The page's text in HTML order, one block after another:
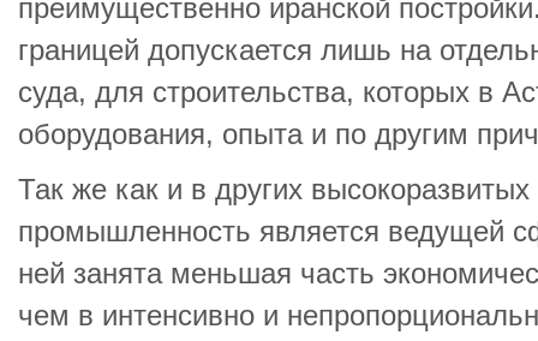
преимущественно иранской
границей допускается лишь на
суда, для строительства, которых в
оборудования, опыта и по другим
Так же как и в других
промышленность является ведущей
ней занята меньшая часть
чем в интенсивно и